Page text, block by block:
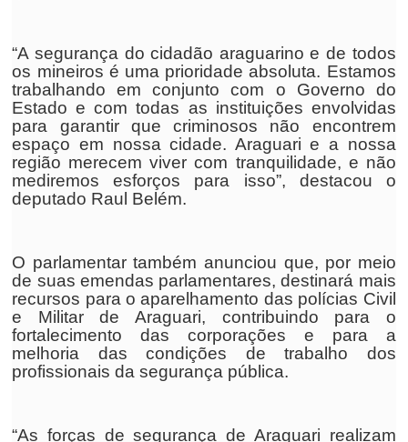
“A segurança do cidadão araguarino e de todos
os mineiros é uma prioridade absoluta. Estamos
trabalhando em conjunto com o Governo do
Estado e com todas as instituições envolvidas
para garantir que criminosos não encontrem
espaço em nossa cidade. Araguari e a nossa
região merecem viver com tranquilidade, e não
mediremos esforços para isso”, destacou o
deputado Raul Belém.
O parlamentar também anunciou que, por meio
de suas emendas parlamentares, destinará mais
recursos para o aparelhamento das polícias Civil
e Militar de Araguari, contribuindo para o
fortalecimento das corporações e para a
melhoria das condições de trabalho dos
profissionais da segurança pública.
“As forças de segurança de Araguari realizam